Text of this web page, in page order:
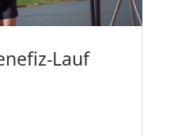
Lauf